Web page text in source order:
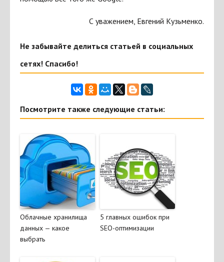
С уважением, Евгений Кузьменко.
Не забывайте делиться статьей в социальных
сетях! Спасибо!
Посмотрите также следующие статьи:
Облачные хранилища
данных — какое
выбрать
5 главных ошибок при
SEO-оптимизации